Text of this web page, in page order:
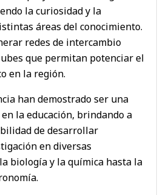
la curiosidad y la
áreas del conocimiento.
redes de intercambio
que permitan potenciar el
en la región.
han demostrado ser una
la educación, brindando a
de desarrollar
en diversas
biología y la química hasta la